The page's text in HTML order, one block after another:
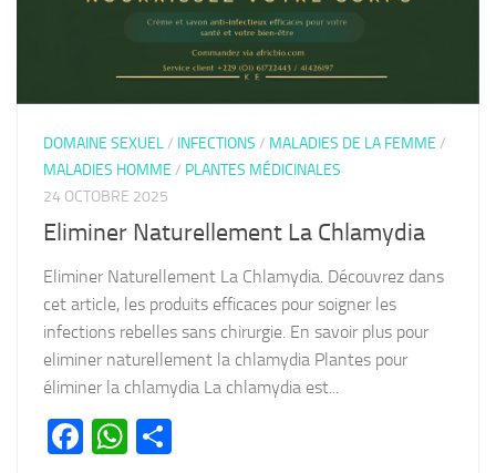
DOMAINE SEXUEL/ INFECTIONS / MALADIES DE LA FEMME /
MALADIES HOMME / PLANTES MÉDICINALES
24 OCTOBRE 2025
Eliminer Naturellement La Chlamydia
Eliminer Naturellement La Chlamydia. Découvrez dans
cet article, les produits efficaces pour soigner les
infections rebelles sans chirurgie. En savoir plus pour
eliminer naturellement la chlamydia Plantes pour
éliminer la chlamydia La chlamydia est...
Facebook
WhatsApp